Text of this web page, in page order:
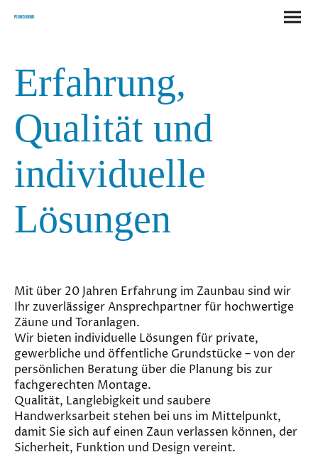
Pusan Zaunbau
Erfahrung,
Qualität und
individuelle
Lösungen
Mit über 20 Jahren Erfahrung im Zaunbau sind wir
Ihr zuverlässiger Ansprechpartner für hochwertige
Zäune und Toranlagen.
Wir bieten individuelle Lösungen für private,
gewerbliche und öffentliche Grundstücke – von der
persönlichen Beratung über die Planung bis zur
fachgerechten Montage.
Qualität, Langlebigkeit und saubere
Handwerksarbeit stehen bei uns im Mittelpunkt,
damit Sie sich auf einen Zaun verlassen können, der
Sicherheit, Funktion und Design vereint.